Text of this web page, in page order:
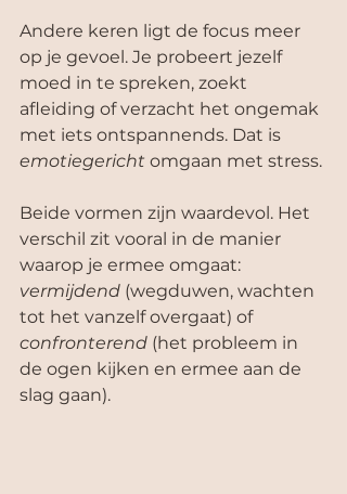
Andere keren ligt de focus meer
op je gevoel. Je probeert jezelf
moed in te spreken, zoekt
afleiding of verzacht het ongemak
met iets ontspannends. Dat is
emotiegericht omgaan met stress.
Beide vormen zijn waardevol. Het
verschil zit vooral in de manier
waarop je ermee omgaat:
vermijdend (wegduwen, wachten
tot het vanzelf overgaat) of
confronterend (het probleem in
de ogen kijken en ermee aan de
slag gaan).